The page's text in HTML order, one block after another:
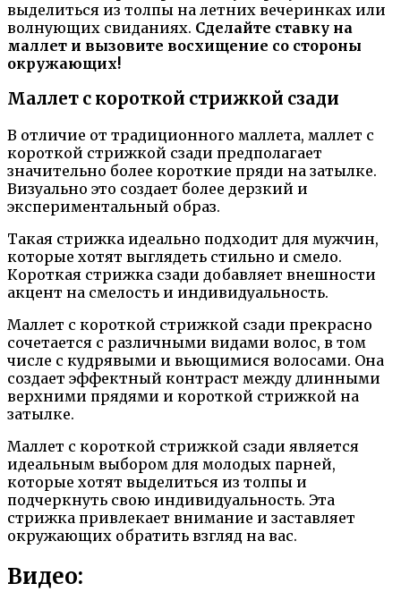
выделиться из толпы на летних вечеринках или
волнующих свиданиях. Сделайте ставку на
маллет и вызовите восхищение со стороны
окружающих!
Маллет с короткой стрижкой сзади
В отличие от традиционного маллета, маллет с
короткой стрижкой сзади предполагает
значительно более короткие пряди на затылке.
Визуально это создает более дерзкий и
экспериментальный образ.
Такая стрижка идеально подходит для мужчин,
которые хотят выглядеть стильно и смело.
Короткая стрижка сзади добавляет внешности
акцент на смелость и индивидуальность.
Маллет с короткой стрижкой сзади прекрасно
сочетается с различными видами волос, в том
числе с кудрявыми и вьющимися волосами. Она
создает эффектный контраст между длинными
верхними прядями и короткой стрижкой на
затылке.
Маллет с короткой стрижкой сзади является
идеальным выбором для молодых парней,
которые хотят выделиться из толпы и
подчеркнуть свою индивидуальность. Эта
стрижка привлекает внимание и заставляет
окружающих обратить взгляд на вас.
Видео: